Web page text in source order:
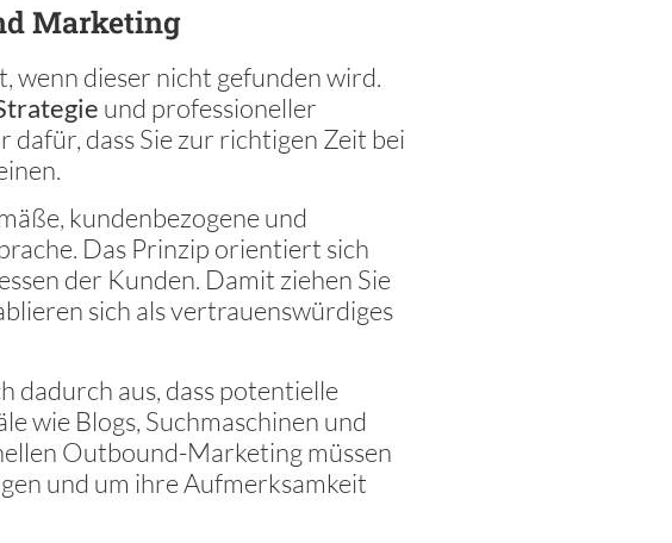
Marketing
wenn dieser nicht gefunden wird.
und professioneller
dass Sie zur richtigen Zeit bei
kundenbezogene und
Das Prinzip orientiert sich
der Kunden. Damit ziehen Sie
sich als vertrauenswürdiges
dadurch aus, dass potentielle
wie Blogs, Suchmaschinen und
Outbound-Marketing müssen
und um ihre Aufmerksamkeit